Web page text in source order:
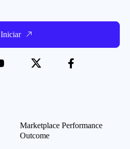
Iniciar
Marketplace Performance
Outcome